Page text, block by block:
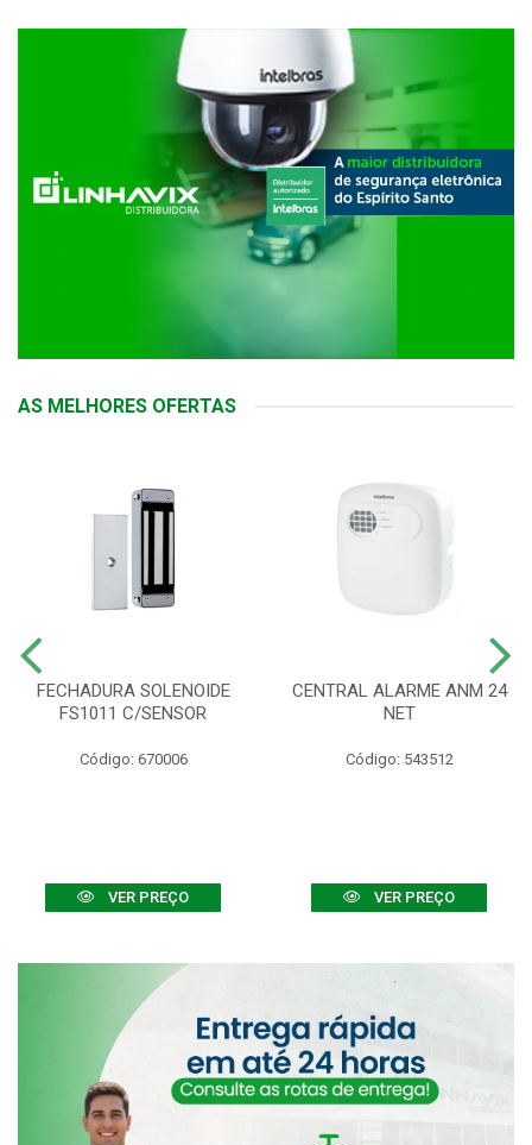
AS MELHORES OFERTAS
FECHADURA SOLENOIDE
FS1011 C/SENSOR
Código: 670006
VER PREÇO
CENTRAL ALARME ANM 24
NET
Código: 543512
VER PREÇO